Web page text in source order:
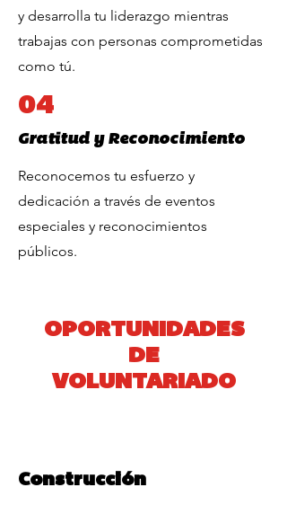
y desarrolla tu liderazgo mientras
trabajas con personas comprometidas
como tú.
04
Gratitud y Reconocimiento
Reconocemos tu esfuerzo y
dedicación a través de eventos
especiales y reconocimientos
públicos.
OPORTUNIDADES
DE
VOLUNTARIADO
Construcción